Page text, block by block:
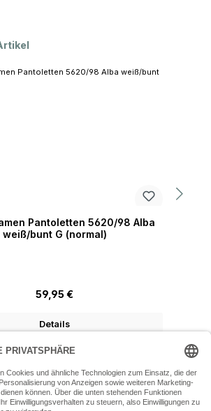
Pantoletten 5620/98 Alba
weiß/bunt G (normal)
Regulärer Preis:
59,95 €
Details
(Mo-Fr: 9.30 - 18:30 Uhr Sa: 9:30 - 16 Uhr)